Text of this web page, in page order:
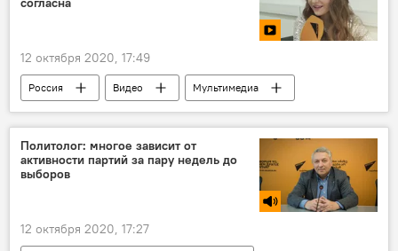
12 октября 2020, 17:49
Россия Видео
Мультимедиа
Беларусь
Шоу "Ты супер!"
Детский вокальный конкурс "Ты супер!" - сезон 2020
Политолог: многое зависит от
активности партий за пару недель до
выборов
12 октября 2020, 17:27